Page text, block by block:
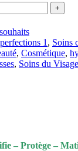
1 , Soins
, Cosmétique,
, Soins du Visage
– Protège –